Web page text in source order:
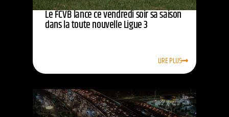
Le FCVB lance ce vendredi soir sa saison
dans la toute nouvelle Ligue 3
LIRE PLUS